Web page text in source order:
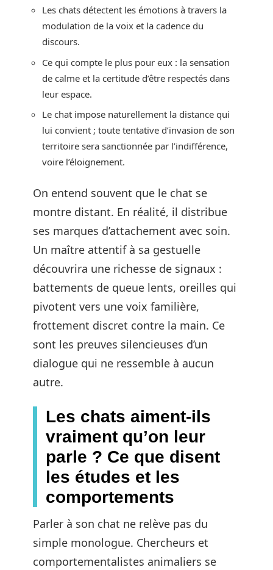
Les chats détectent les émotions à travers la
modulation de la voix et la cadence du
discours.
Ce qui compte le plus pour eux : la sensation
de calme et la certitude d’être respectés dans
leur espace.
Le chat impose naturellement la distance qui
lui convient ; toute tentative d’invasion de son
territoire sera sanctionnée par l’indifférence,
voire l’éloignement.
On entend souvent que le chat se
montre distant. En réalité, il distribue
ses marques d’attachement avec soin.
Un maître attentif à sa gestuelle
découvrira une richesse de signaux :
battements de queue lents, oreilles qui
pivotent vers une voix familière,
frottement discret contre la main. Ce
sont les preuves silencieuses d’un
dialogue qui ne ressemble à aucun
autre.
Les chats aiment-ils
vraiment qu’on leur
parle ? Ce que disent
les études et les
comportements
Parler à son chat ne relève pas du
simple monologue. Chercheurs et
comportementalistes animaliers se